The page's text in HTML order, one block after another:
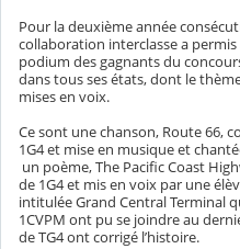
Pour la deuxième année
collaboration interclasse a
podium des gagnants du
dans tous ses états, dont le
mises en voix.
Ce sont une chanson, Route 66,
1G4 et mise en musique et
un poème, The Pacific Coast
de 1G4 et mis en voix par une
intitulée Grand Central Terminal
1CVPM ont pu se joindre au
de TG4 ont corrigé l’histoire.